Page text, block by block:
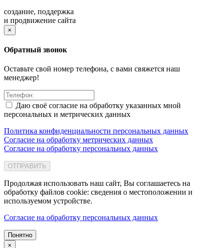
создание, поддержка
и продвижение сайта
×
Обратный звонок
Оставьте свой номер телефона, с вами свяжется наш
менеджер!
Даю своё согласие на обработку указанных мной
персональных и метрических данных
Политика конфиденциальности персональных данных
Согласие на обработку метрических данных
Согласие на обработку персональных данных
ОТПРАВИТЬ
Продолжая использовать наш сайт, Вы соглашаетесь на
обработку файлов cookie: сведения о местоположении и
используемом устройстве.
Согласие на обработку персональных данных
Понятно
×